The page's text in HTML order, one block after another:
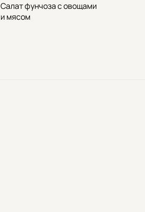
Салат фунчоза с овощами
и мясом